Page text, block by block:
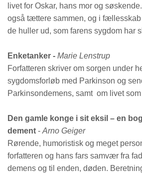
livet for Oskar, hans mor og
også tættere sammen, og i
de huller ud, som farens sygdom har
Enketanker - Marie Lenstrup
Forfatteren skriver om sorgen under
sygdomsforløb med Parkinson og
Parkinsondemens, samt om livet
Den gamle konge i sit eksil – en
dement - Arno Geiger
Rørende, humoristisk og meget
forfatteren og hans fars samvær fra
demens og til enden, døden.